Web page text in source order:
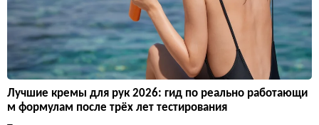
Лучшие кремы для рук 2026: гид по реально работающи
м формулам после трёх лет тестирования